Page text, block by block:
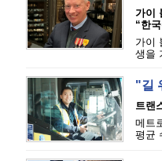
가이
“한
가이
생을
"길
트랜
메트
평균